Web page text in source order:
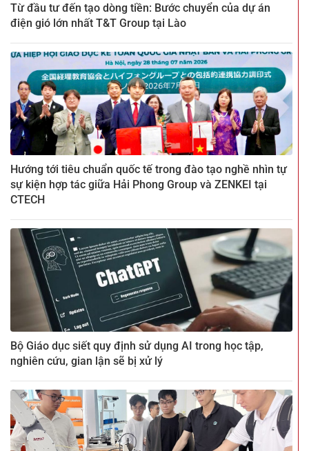
Từ đầu tư đến tạo dòng tiền: Bước chuyển của dự án
điện gió lớn nhất T&T Group tại Lào
Hướng tới tiêu chuẩn quốc tế trong đào tạo nghề nhìn tự
sự kiện hợp tác giữa Hải Phong Group và ZENKEI tại
CTECH
Bộ Giáo dục siết quy định sử dụng AI trong học tập,
nghiên cứu, gian lận sẽ bị xử lý